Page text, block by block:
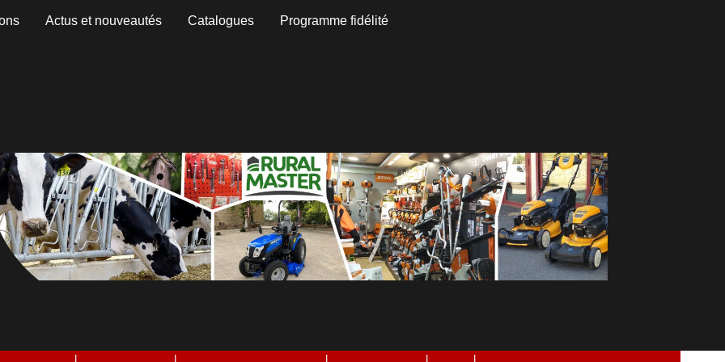
Actus et nouveautés Catalogues Programme fidélité